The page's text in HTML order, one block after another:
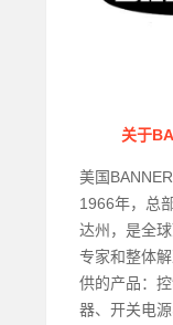
关于
美国
1966年，总
达州，是全
专家和整体
供的产品：
器、开关电